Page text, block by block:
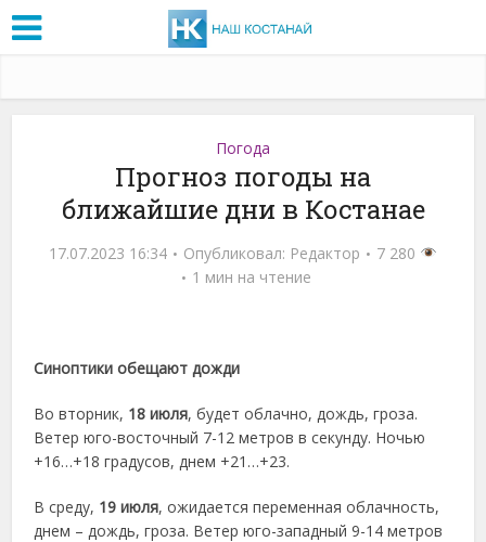
Погода
Прогноз погоды на
ближайшие дни в Костанае
17.07.2023 16:34 Опубликовал: Редактор
7 280
1 мин на чтение
Синоптики обещают дожди
Во вторник, 18 июля, будет облачно, дождь, гроза.
Ветер юго-восточный 7-12 метров в секунду. Ночью
+16…+18 градусов, днем +21…+23.
В среду, 19 июля, ожидается переменная облачность,
днем – дождь, гроза. Ветер юго-западный 9-14 метров